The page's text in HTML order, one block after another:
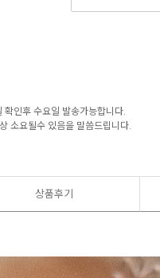
인후 수요일 발송가능합니다.
소요될수 있음을 말씀드립니다.
상품후기